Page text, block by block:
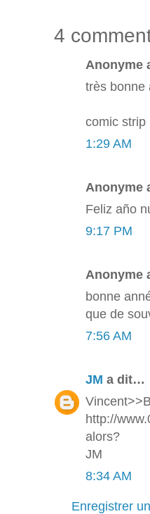
4
Anonyme
très bonne
comic strip
1:29 AM
Anonyme
Feliz año
9:17 PM
Anonyme
bonne
que de
7:56 AM
JM a dit…
http://
alors?
JM
8:34 AM
Enregistrer